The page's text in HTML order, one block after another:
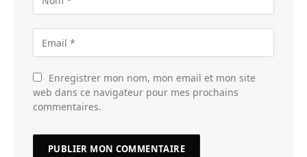
Enregistrer mon nom, mon email et mon site
web dans ce navigateur pour mes prochains
commentaires.